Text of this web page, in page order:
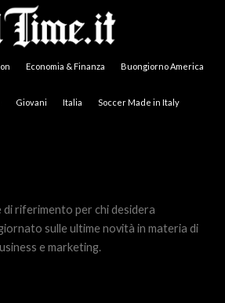
Economia & Finanza Buongiorno America
Giovani Italia Soccer Made in Italy
di riferimento per chi desidera
sulle ultime novità in materia di
e marketing.